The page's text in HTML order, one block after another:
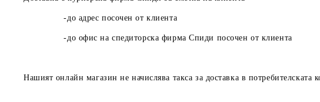
-до адрес посочен от клиента
-до офис на спедиторска фирма Спиди посочен от клиента
Нашият онлайн магазин не начислява такса за доставка в